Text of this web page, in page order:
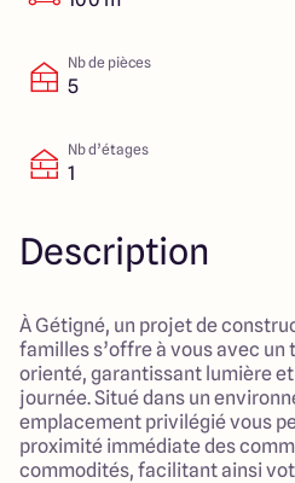
Nb de pièces
5
Nb d’étages
1
Description
À Gétigné, un projet de
familles s’offre à vous avec un
orienté, garantissant lumière
journée. Situé dans un
emplacement privilégié vous
proximité immédiate des
commodités, facilitant ainsi